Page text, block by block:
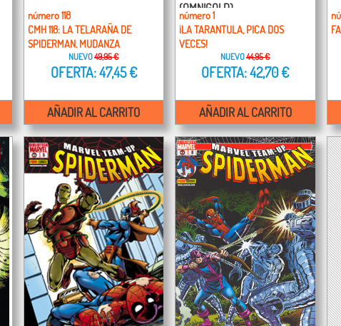
número 118
CMH 118: LA TELARAÑA DE
SPIDERMAN. MUDANZA
NUEVO49,95 €
OFERTA: 47,45 €
AÑADIR AL CARRITO
(OMNIGOLD)
número 1
¡LA TARANTULA, PICA DOS
VECES!
NUEVO44,95 €
OFERTA: 42,70 €
AÑADIR AL CARRITO